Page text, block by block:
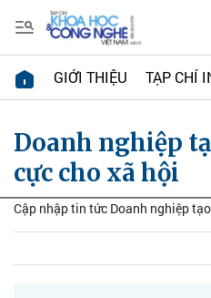
GIỚI THIỆU TẠP CHÍ
Doanh nghiệp
cực cho xã hội
Cập nhập tin tức Doanh nghiệp